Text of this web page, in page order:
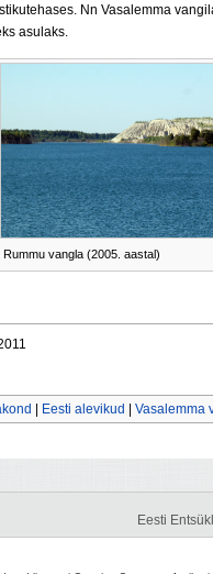
Nn Vasalemma
asulaks.
Rummu vangla (2005. aastal)
Eesti alevikud Vasalemma
Eesti